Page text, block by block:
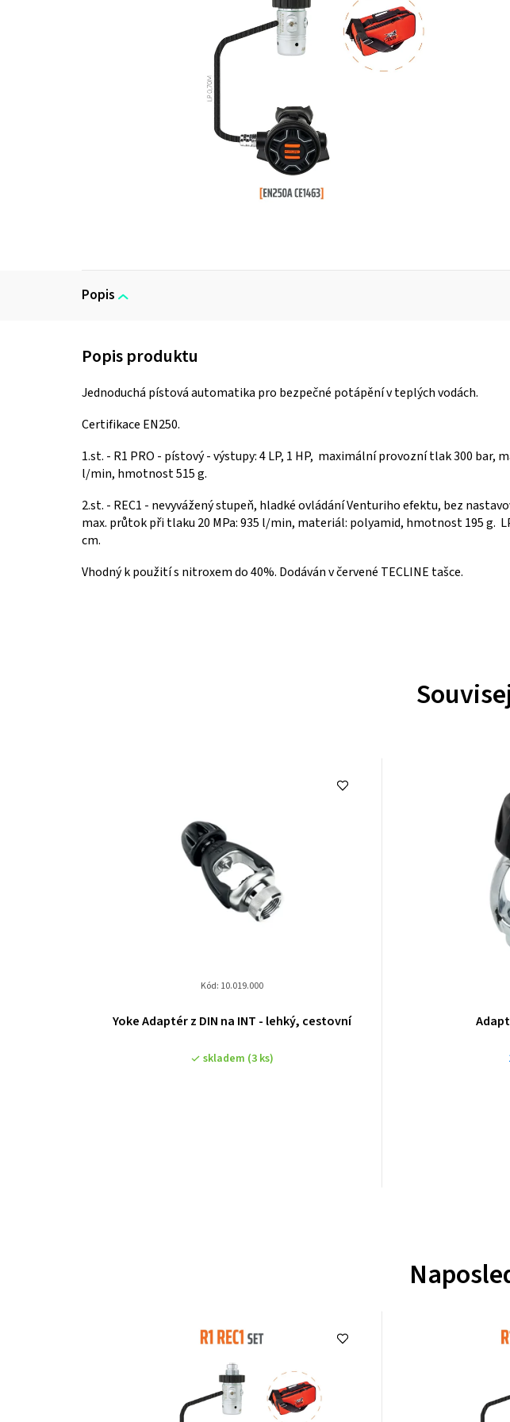
Popis
Jednoduchá pístová automatika pro bezpečné potápění v teplých vodách.
Certifikace EN250.
1.st. - R1 PRO - pístový - výstupy: 4 LP, 1 HP, maximální provozní tlak 300 bar,
l/min, hmotnost 515 g.
2.st. - REC1 - nevyvážený stupeň, hladké ovládání Venturiho efektu, bez
max. průtok při tlaku 20 MPa: 935 l/min, materiál: polyamid, hmotnost 195 g.
cm.
Vhodný k použití s nitroxem do 40%. Dodáván v červené TECLINE tašce.
Yoke Adaptér z DIN na INT - lehký, cestovní
skladem (3 ks)
Kód: 10.019.000